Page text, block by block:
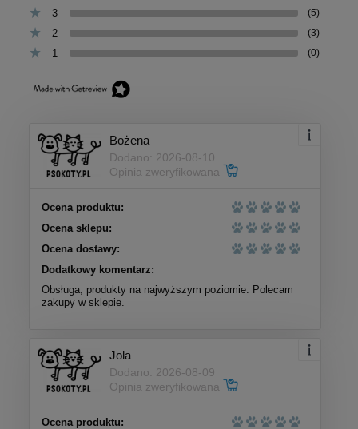
3 (5)
2 (3)
1 (0)
Bożena
Dodano: 2026-08-10
Opinia zweryfikowana
Ocena produktu:
Ocena sklepu:
Ocena dostawy:
Dodatkowy komentarz:
Obsługa, produkty na najwyższym poziomie. Polecam
zakupy w sklepie.
Jola
Dodano: 2026-08-09
Opinia zweryfikowana
Ocena produktu: